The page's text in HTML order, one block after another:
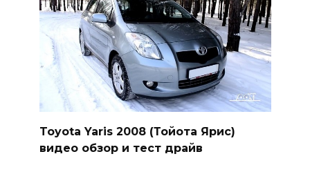
Toyota Yaris 2008 (Тойота Ярис)
видео обзор и тест драйв